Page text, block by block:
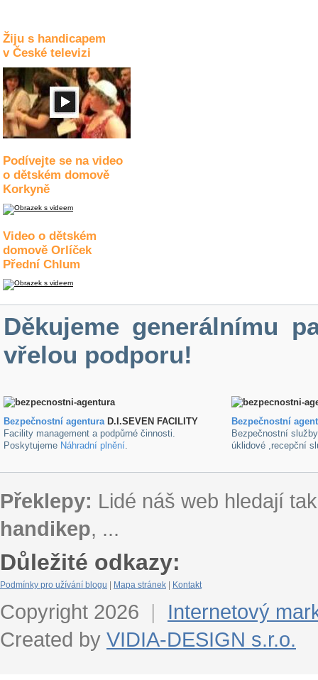
Žiju s handicapem
v České televizi
Podívejte se na video
o dětském domově
Korkyně
Video o dětském
domově Orlíček
Přední Chlum
Děkujeme generálnímu
vřelou podporu!
Bezpečnostní agenturaD.I.SEVEN FACILITY
Facility management a podpůrné činnosti.
Poskytujeme Náhradní plnění.
Bezpečnostní
Bezpečnostní
úklidové ,recepční
Překlepy: Lidé náš web hledají
handikep, ...
Důležité odkazy:
Podmínky pro užívání blogu Mapa stránek Kontakt
Copyright 2026 |
Internetový
Created by VIDIA-DESIGN s.r.o.